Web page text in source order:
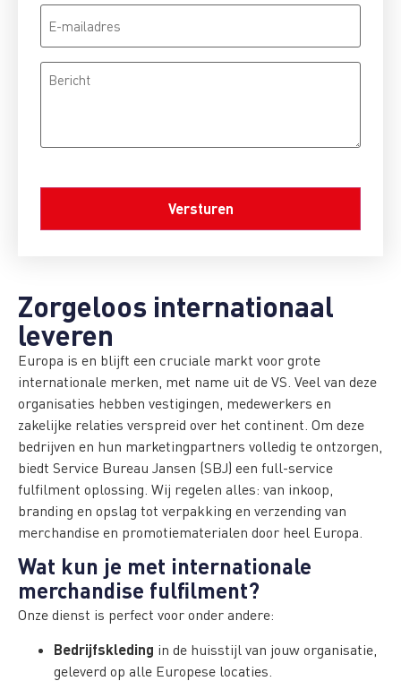
E-
mailadres
Bericht
Zorgeloos internationaal
leveren
Europa is en blijft een cruciale markt voor grote
internationale merken, met name uit de VS. Veel van deze
organisaties hebben vestigingen, medewerkers en
zakelijke relaties verspreid over het continent. Om deze
bedrijven en hun marketingpartners volledig te ontzorgen,
biedt Service Bureau Jansen (SBJ) een full-service
fulfilment oplossing. Wij regelen alles: van inkoop,
branding en opslag tot verpakking en verzending van
merchandise en promotiematerialen door heel Europa.
Wat kun je met internationale
merchandise fulfilment?
Onze dienst is perfect voor onder andere:
Bedrijfskleding in de huisstijl van jouw organisatie,
geleverd op alle Europese locaties.